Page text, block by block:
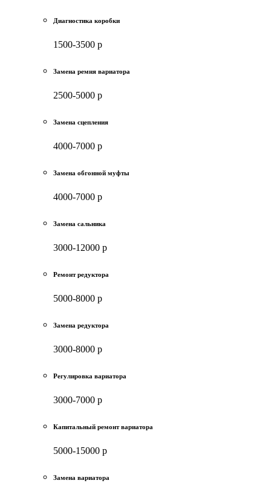
Диагностика коробки
1500-3500 р
Замена ремня вариатора
2500-5000 р
Замена сцепления
4000-7000 р
Замена обгонной муфты
4000-7000 р
Замена сальника
3000-12000 р
Ремонт редуктора
5000-8000 р
Замена редуктора
3000-8000 р
Регулировка вариатора
3000-7000 р
Капитальный ремонт вариатора
5000-15000 р
Замена вариатора